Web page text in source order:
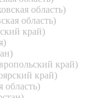
область)
область)
край)
край)
край)
область)